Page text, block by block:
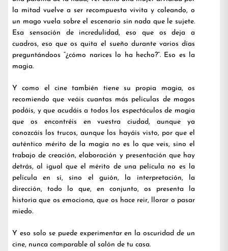
la mitad vuelve a ser recompuesta vivita y coleando, o
un mago vuela sobre el escenario sin nada que le sujete.
Esa sensación de incredulidad, eso que os deja a
cuadros, eso que os quita el sueño durante varios días
preguntándoos “¿cómo narices lo ha hecho?”. Eso es la
magia.
Y como el cine también tiene su propia magia, os
recomiendo que veáis cuantas más películas de magos
podáis, y que acudáis a todos los espectáculos de magia
que os encontréis en vuestra ciudad, aunque ya
conozcáis los trucos, aunque los hayáis visto, por que el
auténtico mérito de la magia no es lo que veis, sino el
trabajo de creación, elaboración y presentación que hay
detrás, al igual que el mérito de una película no es la
película en sí, sino el guión, la interpretación, la
dirección, todo lo que, en conjunto, os presenta la
historia que os emociona, que os hace reir, llorar o pasar
miedo.
Y eso solo se puede experimentar en la oscuridad de un
cine, nunca comparable al salón de tu casa.